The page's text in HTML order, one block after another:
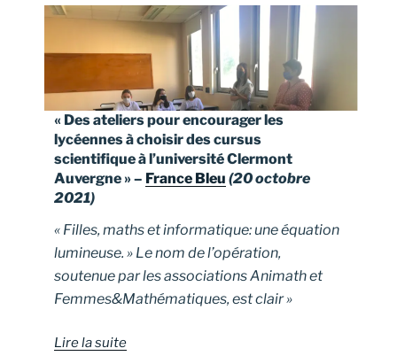
« Des ateliers pour encourager les
lycéennes à choisir des cursus
scientifique à l’université Clermont
Auvergne » – France Bleu (20 octobre
2021)
« Filles, maths et informatique: une équation
lumineuse. » Le nom de l’opération,
soutenue par les associations Animath et
Femmes&Mathématiques, est clair »
Lire la suite